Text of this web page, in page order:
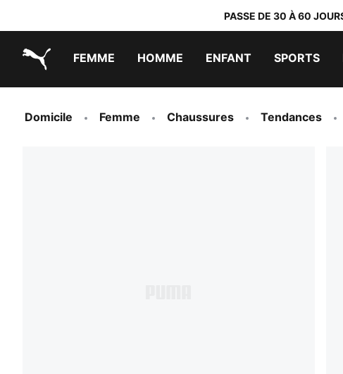
PASSE DE 30 À 60
FEMME HOMME ENFANT SPORTS
Domicile Femme Chaussures Tendances